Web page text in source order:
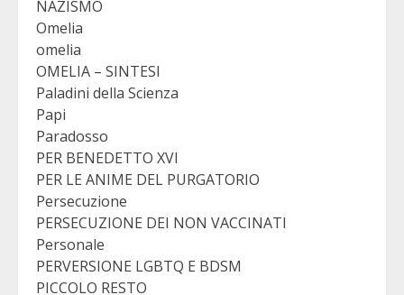
NAZISMO
Omelia
omelia
OMELIA – SINTESI
Paladini della Scienza
Papi
Paradosso
PER BENEDETTO XVI
PER LE ANIME DEL PURGATORIO
Persecuzione
PERSECUZIONE DEI NON VACCINATI
Personale
PERVERSIONE LGBTQ E BDSM
PICCOLO RESTO